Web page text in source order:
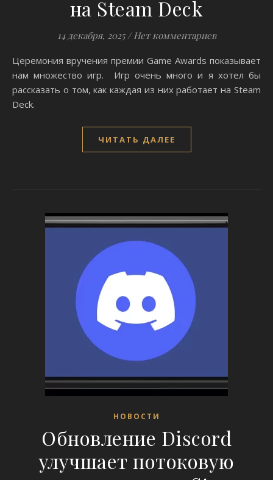
на Steam Deck
14 декабря, 2025 / Нет комментариев
Церемония вручения премии Game Awards показывает
нам множество игр. Игр очень много и я хотел бы
рассказать о том, как каждая из них работает на Steam
Deck.
ЧИТАТЬ ДАЛЕЕ
НОВОСТИ
Обновление Discord
улучшает потоковую